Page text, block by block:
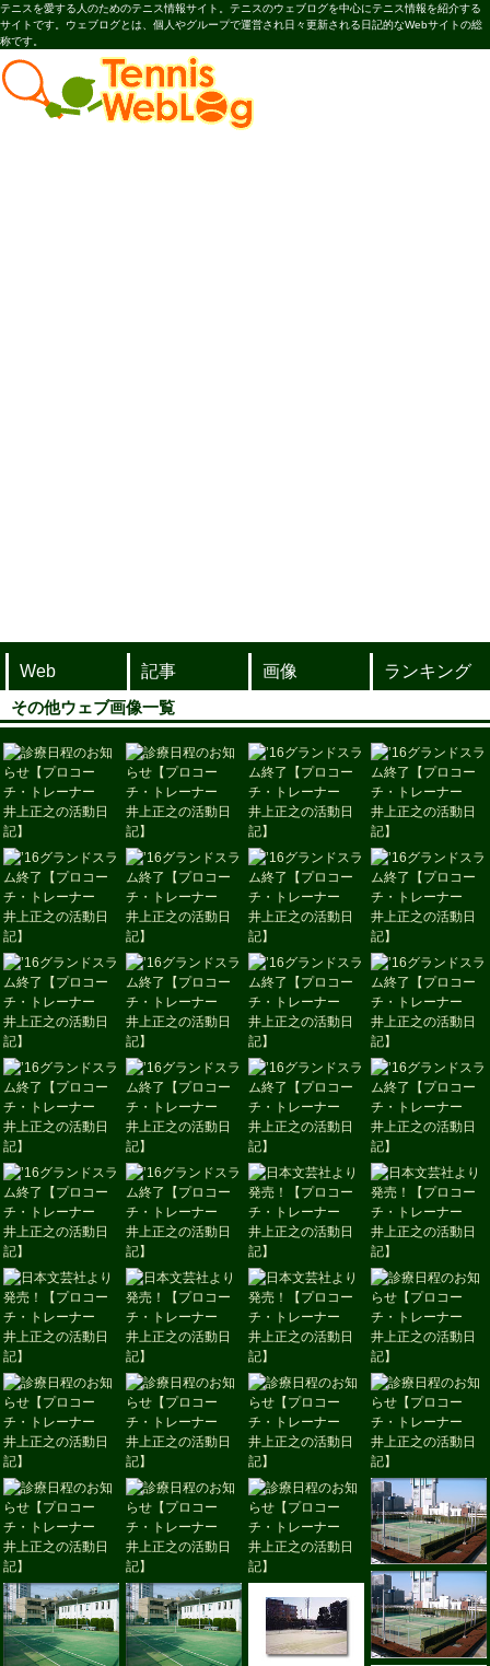
テニスを愛する人のためのテニス情報サイト。テニスのウェブログを中心にテニス情報を紹介する
サイトです。ウェブログとは、個人やグループで運営され日々更新される日記的なWebサイトの総
称です。
Web 記事 画像
ランキング
その他ウェブ画像一覧